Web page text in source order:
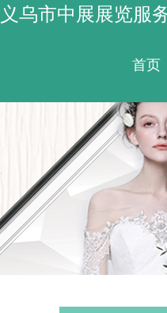
义乌市中展展览服
首页